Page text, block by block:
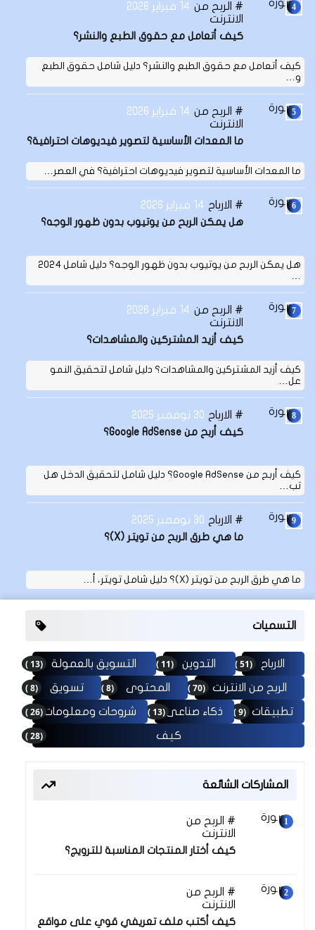
الربح من
الانترنت
14 فبراير 2026
كيف أتعامل مع حقوق الطبع والنشر؟
كيف أتعامل مع حقوق الطبع والنشر؟ دليل شامل حقوق الطبع
و…
الربح من
الانترنت
14 فبراير 2026
ما المعدات الأساسية لتصوير فيديوهات احترافية؟
ما المعدات الأساسية لتصوير فيديوهات احترافية؟ في العصر…
الارباح 14 فبراير 2026
هل يمكن الربح من يوتيوب بدون ظهور الوجه؟
هل يمكن الربح من يوتيوب بدون ظهور الوجه؟ دليل شامل 2024
…
الربح من
الانترنت
14 فبراير 2026
كيف أزيد المشتركين والمشاهدات؟
كيف أزيد المشتركين والمشاهدات؟ دليل شامل لتحقيق النمو
عل…
الارباح 30 نوفمبر 2025
كيف أربح من Google AdSense؟
كيف أربح من Google AdSense؟ دليل شامل لتحقيق الدخل هل
تب…
الارباح 30 نوفمبر 2025
ما هي طرق الربح من تويتر (X)؟
ما هي طرق الربح من تويتر (X)؟ دليل شامل تويتر، أ…
التسميات
الارباح (51 ) التدوين (11 ) التسويق بالعمولة (13 )
الربح من الانترنت (70 ) المحتوى (8 ) تسويق (8 )
تطبيقات (9 ) ذكاء صناعى (13 ) شروحات ومعلومات(26 )
كيف (28 )
المشاركات الشائعة
الربح من
الانترنت
كيف أختار المنتجات المناسبة للترويج؟
الربح من
الانترنت
كيف أكتب ملف تعريفي قوي على مواقع